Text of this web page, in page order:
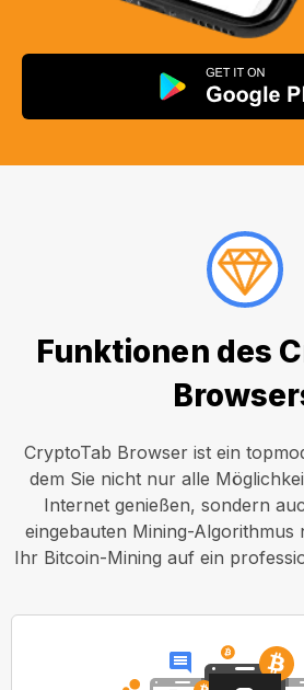
Funktionen des
CryptoTab Browser ist ein
dem Sie nicht nur alle
Internet genießen, sondern
eingebauten Mining-
Ihr Bitcoin-Mining auf ein